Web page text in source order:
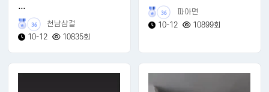
...
36
천남삼걸
10-12
10835회
36
파아면
10-12
10899회